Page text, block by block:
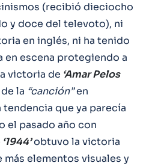
(recibió dieciocho
y doce del televoto), ni
en inglés, ni ha tenido
en escena protegiendo a
victoria de ‘Amar Pelos
la “canción”en
tendencia que ya parecía
el pasado año con
‘1944’obtuvo la victoria
más elementos visuales y